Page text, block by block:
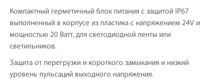
Компактный герметичный блок питания с защитой IP67
выполненный в корпусе из пластика с напряжением 24V и
мощностью 20 Ватт, для светодиодной ленты или
светильников.
Защита от перегрузки и короткого замыкания и низкий
уровень пульсаций выходного напряжения.